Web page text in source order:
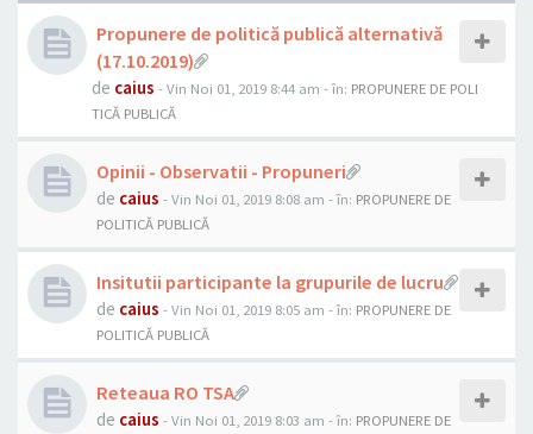
Propunere de politică publică alternativă
(17.10.2019)
de caius - Vin Noi 01, 2019 8:44 am - în: PROPUNERE DE POLI
TICĂ PUBLICĂ
Opinii - Observatii - Propuneri
de caius - Vin Noi 01, 2019 8:08 am - în: PROPUNERE DE
POLITICĂ PUBLICĂ
Insitutii participante la grupurile de lucru
de caius - Vin Noi 01, 2019 8:05 am - în: PROPUNERE DE
POLITICĂ PUBLICĂ
Reteaua RO TSA
de caius - Vin Noi 01, 2019 8:03 am - în: PROPUNERE DE